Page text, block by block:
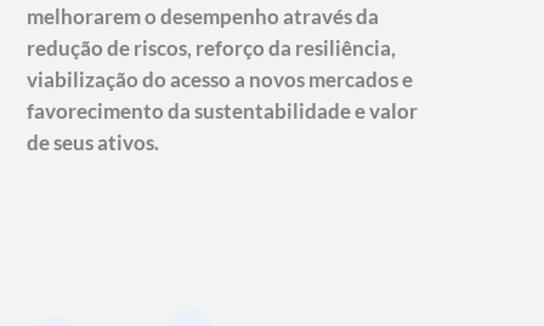
melhorarem o desempenho através da
redução de riscos, reforço da resiliência,
viabilização do acesso a novos mercados e
favorecimento da sustentabilidade e valor
de seus ativos.